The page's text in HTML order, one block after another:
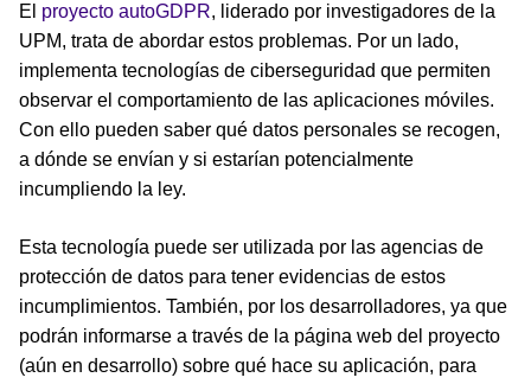
El proyecto autoGDPR, liderado por investigadores de la
UPM, trata de abordar estos problemas. Por un lado,
implementa tecnologías de ciberseguridad que permiten
observar el comportamiento de las aplicaciones móviles.
Con ello pueden saber qué datos personales se recogen,
a dónde se envían y si estarían potencialmente
incumpliendo la ley.
Esta tecnología puede ser utilizada por las agencias de
protección de datos para tener evidencias de estos
incumplimientos. También, por los desarrolladores, ya que
podrán informarse a través de la página web del proyecto
(aún en desarrollo) sobre qué hace su aplicación, para